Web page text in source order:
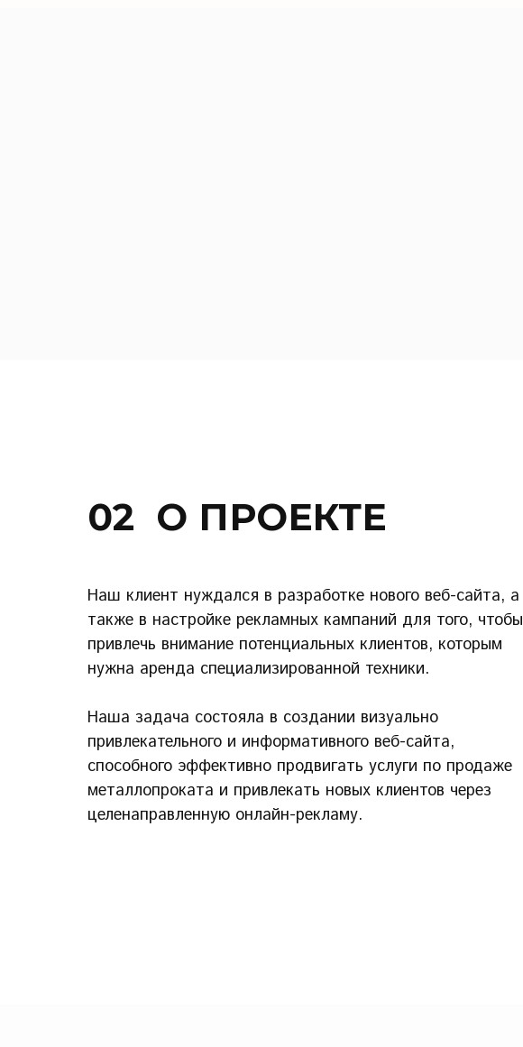
02 О ПРОЕКТЕ
Наш клиент нуждался в разработке нового веб-сайта, а
также в настройке рекламных кампаний для того, чтобы
привлечь внимание потенциальных клиентов, которым
нужна аренда специализированной техники.
Наша задача состояла в создании визуально
привлекательного и информативного веб-сайта,
способного эффективно продвигать услуги по продаже
металлопроката и привлекать новых клиентов через
целенаправленную онлайн-рекламу.